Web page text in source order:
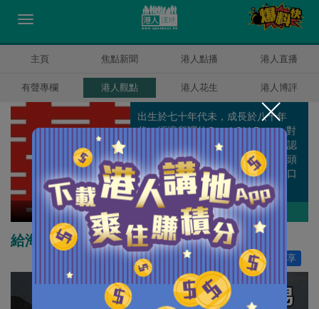
主頁 焦點新聞 港人點播 港人直播
有聲專欄 港人觀點 港人花生 港人博評
囍雨
出生於七十年代未，成長於八十年
代。緬懷所謂的Good Old Days，對
香港部份人時常嗟天怨地感無奈，認
為香港仍然是「只要努力，仍有出頭
天」的福地，不擅書寫中文，寧寫口
語。
作者其他博評
給海洋公園一個「重生」機會
分享
136